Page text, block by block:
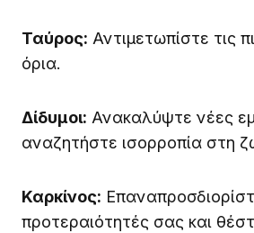
Ταύρος: Αντιμετωπίστε τις
όρια.
Δίδυμοι: Ανακαλύψτε νέες
αναζητήστε ισορροπία στη
Καρκίνος:
προτεραιότητές σας και